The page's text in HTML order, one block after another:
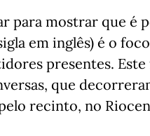
para mostrar que é
em inglês) é o
presentes.
que
recinto, no